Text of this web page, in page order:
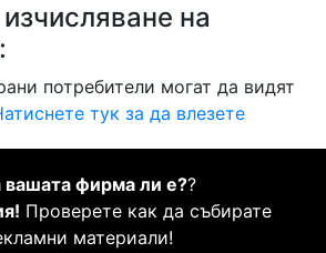
на
потребители могат да видят
тук за да влезете
вашата фирма ли е??
Проверете как да събирате
материали!